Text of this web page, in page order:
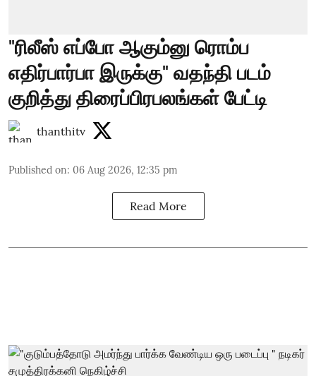
"ரிலீஸ் எப்போ ஆகும்னு ரொம்ப
எதிர்பார்பா இருக்கு" வதந்தி படம்
குறித்து திரைப்பிரபலங்கள் பேட்டி
thanthitv
Published on: 06 Aug 2026, 12:35 pm
Read More